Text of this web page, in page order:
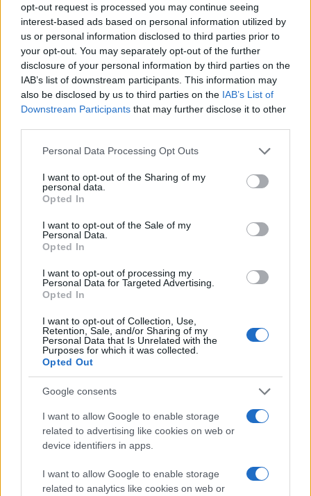
opt-out request is processed you may continue seeing
interest-based ads based on personal information utilized by
us or personal information disclosed to third parties prior to
your opt-out. You may separately opt-out of the further
disclosure of your personal information by third parties on the
IAB’s list of downstream participants. This information may
also be disclosed by us to third parties on the IAB’s List of
Downstream Participants that may further disclose it to other
Please note that this website/app uses one or more Google
not limited to your visit or usage behaviour. You may click to
grant or deny consent to Google and its third-party tags to
use your data for below specified purposes in below Google
consent section.
Personal Data Processing Opt Outs
I want to opt-out of the Sharing of my
personal data.
Opted In
I want to opt-out of the Sale of my
Personal Data.
Opted In
I want to opt-out of processing my
Personal Data for Targeted Advertising.
Opted In
I want to opt-out of Collection, Use,
Retention, Sale, and/or Sharing of my
Personal Data that Is Unrelated with the
Purposes for which it was collected.
Opted Out
Google consents
I want to allow Google to enable storage
related to advertising like cookies on web or
device identifiers in apps.
I want to allow Google to enable storage
related to analytics like cookies on web or